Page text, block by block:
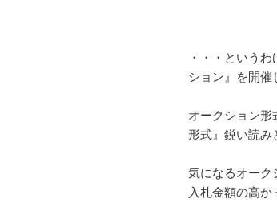
＼（＾▽＾
・・・というわ
ション』を開催
オークション形
形式』鋭い読み
気になるオーク
入札金額の高か